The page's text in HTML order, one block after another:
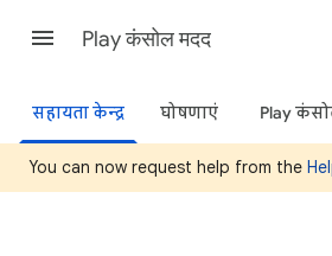
Play कंसोल मदद
सहायता केन्द्र घोषणाएं Play
You can now request help from the